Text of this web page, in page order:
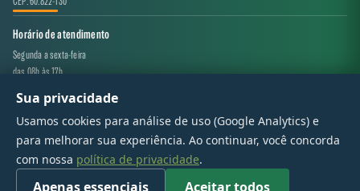
Horário de atendimento
Segunda a sexta-feira
das 08h às 17h
Canal de atendimento
projeto.avaliacao@funcap.ce.gov.br
© 2017 - 2026 — Governo do Estado do Ceará | Todos os direitos reservados
Sua privacidade
Usamos cookies para análise de uso (Google Analytics) e
para melhorar sua experiência. Ao continuar, você concorda
com nossa política de privacidade.
Apenas essenciais Aceitar todos